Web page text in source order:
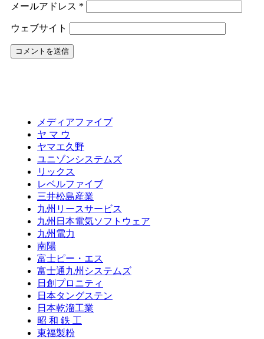
メールアドレス *
ウェブサイト
メディアファイブ
ヤ マ ウ
ヤマエ久野
ユニゾンシステムズ
リックス
レベルファイブ
三井松島産業
九州リースサービス
九州日本電気ソフトウェア
九州電力
南陽
富士ピー・エス
富士通九州システムズ
日創プロニティ
日本タングステン
日本乾溜工業
昭 和 鉄 工
東福製粉